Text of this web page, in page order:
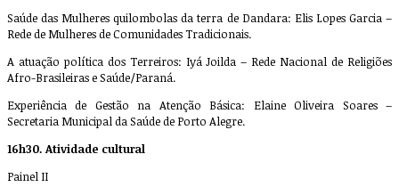
Saúde das Mulheres quilombolas da terra de Dandara: Elis Lopes Garcia –
Rede de Mulheres de Comunidades Tradicionais.
A atuação política dos Terreiros: Iyá Joilda – Rede Nacional de Religiões
Afro-Brasileiras e Saúde/Paraná.
Experiência de Gestão na Atenção Básica: Elaine Oliveira Soares –
Secretaria Municipal da Saúde de Porto Alegre.
16h30. Atividade cultural
Painel II